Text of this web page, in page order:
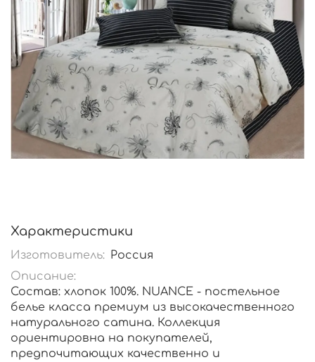
Характеристики
Изготовитель: Россия
Описание:
Состав: хлопок 100%. NUANCE - постельное
белье класса премиум из высокачественного
натурального сатина. Коллекция
ориентировна на покупателей,
предпочитающих качественно и